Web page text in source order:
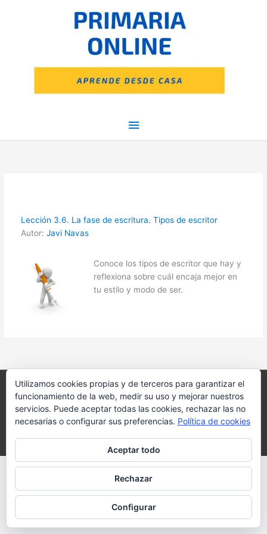
Menú
principal
Lección 3.6. La fase de escritura. Tipos de escritor
Autor: Javi Navas
Conoce los tipos de escritor que hay y
reflexiona sobre cuál encaja mejor en
tu estilo y modo de ser.
Copyright © 2026 Javi Navas para Primaria Online Academia.
Email: info@primariaonline.com
Utilizamos cookies propias y de terceros para garantizar el
funcionamiento de la web, medir su uso y mejorar nuestros
servicios. Puede aceptar todas las cookies, rechazar las no
necesarias o configurar sus preferencias. Política de cookies
Aceptar todo
Rechazar
Configurar